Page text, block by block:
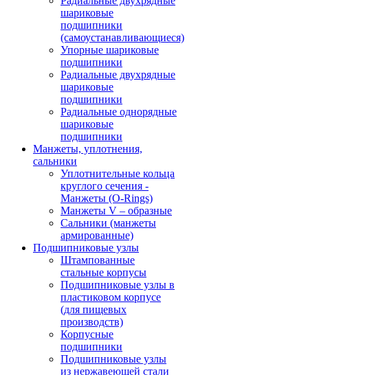
шариковые
подшипники
(самоустанавливающиеся)
Упорные шариковые
подшипники
Радиальные двухрядные
шариковые
подшипники
Радиальные однорядные
шариковые
подшипники
Манжеты, уплотнения,
сальники
Уплотнительные кольца
круглого сечения -
Манжеты (O-Rings)
Манжеты V – образные
Сальники (манжеты
армированные)
Подшипниковые узлы
Штампованные
стальные корпусы
Подшипниковые узлы в
пластиковом корпусе
(для пищевых
производств)
Корпусные
подшипники
Подшипниковые узлы
из нержавеющей стали